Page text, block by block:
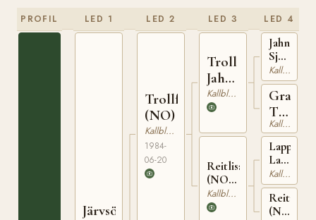
PROFIL LED 1
Järvsöfaks
LED 2
Trollfaks
(NO)
Kallblodig Travare
1984-
06-20
LED 3
Troll
Jahn
(NO)
Kallblodig Travare
Reitlisa
(NO)
T-
23099
Kallblodig Travare
LED 4
Jahn
Sjur
(NO)
T-
254
Kallblodig Travare
Grans
Turi
(NO)
Kallblodig Travare
Lapp
Lars
(NO)
N
1933
Kallblodig Travare
(NO)